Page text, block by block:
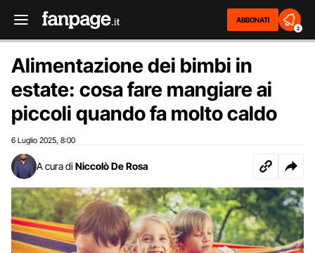
ABBONATI
2
Alimentazione dei bimbi in
estate: cosa fare mangiare ai
piccoli quando fa molto caldo
6 Luglio 2025 8:00
A cura di Niccolò De Rosa